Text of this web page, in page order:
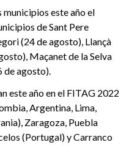
municipios este año el
de Sant Pere
(24 de agosto), Llançà
Maçanet de la Selva
de agosto).
este año en el FITAG 2022
Argentina, Lima,
Zaragoza, Puebla
(Portugal) y Carranco